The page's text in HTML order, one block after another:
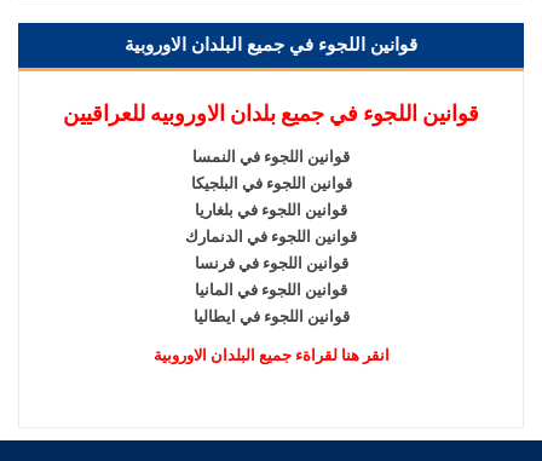
قوانين اللجوء في جميع البلدان الاوروبية
قوانين اللجوء في جميع بلدان الاوروبيه للعراقيين
قوانين اللجوء في النمسا
قوانين اللجوء في البلجيكا
قوانين اللجوء في بلغاريا
قوانين اللجوء في الدنمارك
قوانين اللجوء في فرنسا
قوانين اللجوء في المانيا
قوانين اللجوء في ايطاليا
انقر هنا لقراةء جميع البلدان الاوروبية